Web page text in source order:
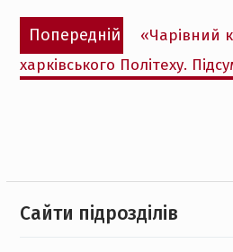
Навігація
записів
Попередній
Попередній
запис:
«Чарівний
харківського Політеху.
Cайти підрозділів